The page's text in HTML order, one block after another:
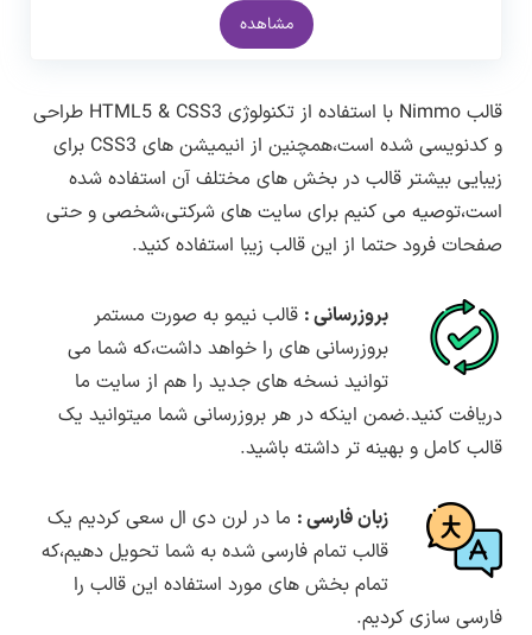
مشاهده
قالب Nimmo با استفاده از تکنولوژی HTML5 & CSS3 طراحی
و کدنویسی شده است،همچنین از انیمیشن های CSS3 برای
زیبایی بیشتر قالب در بخش های مختلف آن استفاده شده
است،توصیه می کنیم برای سایت های شرکتی،شخصی و حتی
صفحات فرود حتما از این قالب زیبا استفاده کنید.
بروزرسانی : قالب نیمو به صورت مستمر
بروزرسانی های را خواهد داشت،که شما می
توانید نسخه های جدید را هم از سایت ما
دریافت کنید.ضمن اینکه در هر بروزرسانی شما میتوانید یک
قالب کامل و بهینه تر داشته باشید.
زبان فارسی : ما در لرن دی ال سعی کردیم یک
قالب تمام فارسی شده به شما تحویل دهیم،که
تمام بخش های مورد استفاده این قالب را
فارسی سازی کردیم.